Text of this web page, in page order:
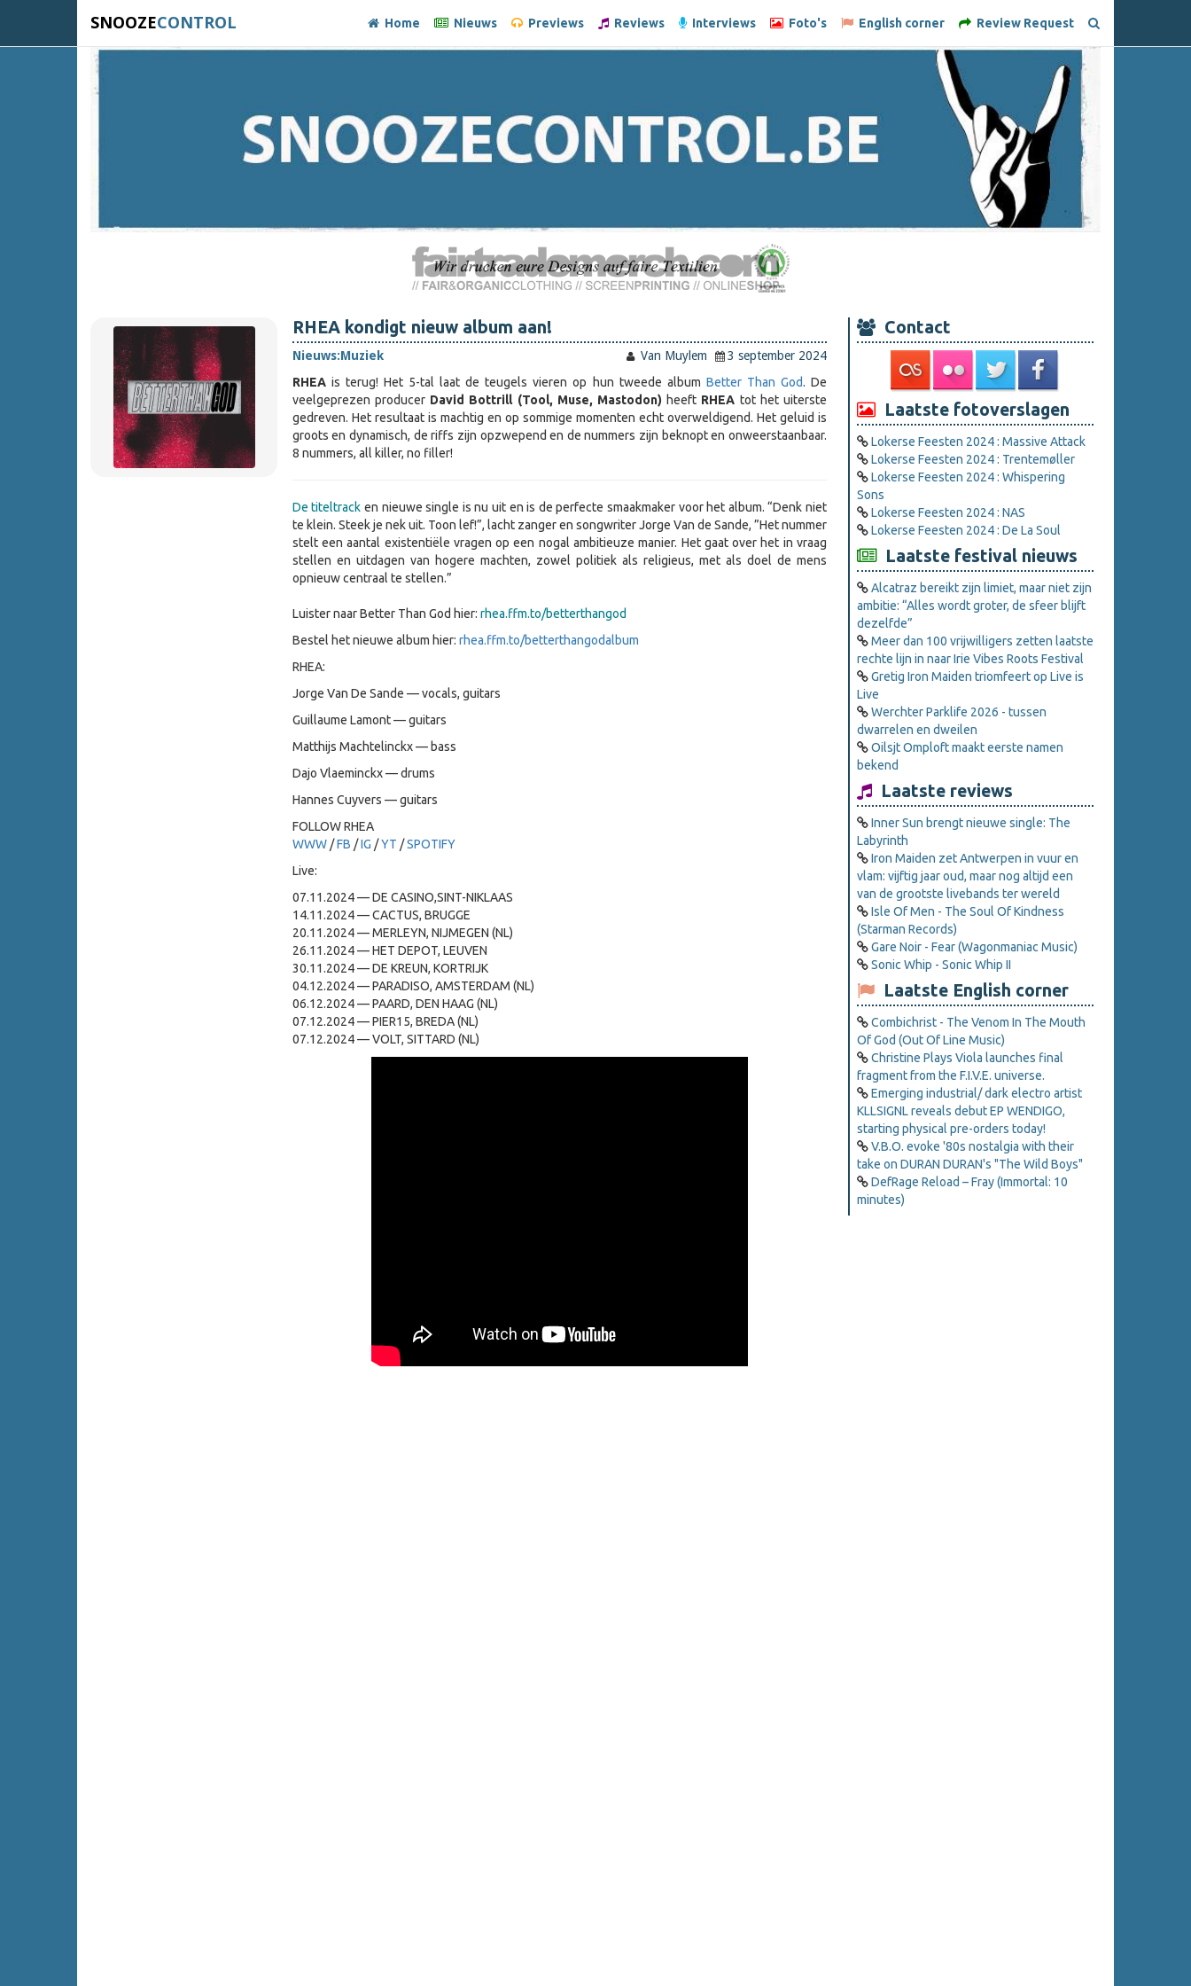
SNOOZECONTROL Home Nieuws Previews Reviews Interviews Foto's English corner Review Request
RHEA kondigt nieuw album aan!
Nieuws:Muziek Van Muylem
3 september 2024
RHEAis terug! Het 5-tal laat de teugels vieren op hun tweede album Better Than God. De
veelgeprezen producer David Bottrill (Tool, Muse, Mastodon) heeft RHEA tot het uiterste
gedreven. Het resultaat is machtig en op sommige momenten echt overweldigend. Het geluid is
groots en dynamisch, de riffs zijn opzwepend en de nummers zijn beknopt en onweerstaanbaar.
8 nummers, all killer, no filler!
De titeltrack en nieuwe single is nu uit en is de perfecte smaakmaker voor het album. “Denk niet
te klein. Steek je nek uit. Toon lef!”, lacht zanger en songwriter Jorge Van de Sande, ”Het nummer
stelt een aantal existentiële vragen op een nogal ambitieuze manier. Het gaat over het in vraag
stellen en uitdagen van hogere machten, zowel politiek als religieus, met als doel de mens
opnieuw centraal te stellen.”
Luister naar Better Than God hier: rhea.ffm.to/betterthangod
Bestel het nieuwe album hier: rhea.ffm.to/betterthangodalbum
RHEA:
Jorge Van De Sande — vocals, guitars
Guillaume Lamont — guitars
Matthijs Machtelinckx — bass
Dajo Vlaeminckx — drums
Hannes Cuyvers — guitars
FOLLOW RHEA
WWW/FB /IG /YT /SPOTIFY
Live:
07.11.2024 — DE CASINO,SINT-NIKLAAS
14.11.2024 — CACTUS, BRUGGE
20.11.2024 — MERLEYN, NIJMEGEN (NL)
26.11.2024 — HET DEPOT, LEUVEN
30.11.2024 — DE KREUN, KORTRIJK
04.12.2024 — PARADISO, AMSTERDAM (NL)
06.12.2024 — PAARD, DEN HAAG (NL)
07.12.2024 — PIER15, BREDA (NL)
07.12.2024 — VOLT, SITTARD (NL)
Contact
Laatste fotoverslagen
Lokerse Feesten 2024 : Massive Attack
Lokerse Feesten 2024 : Trentemøller
Lokerse Feesten 2024 : Whispering
Sons
Lokerse Feesten 2024 : NAS
Lokerse Feesten 2024 : De La Soul
Laatste festival nieuws
Alcatraz bereikt zijn limiet, maar niet zijn
ambitie: “Alles wordt groter, de sfeer blijft
dezelfde”
Meer dan 100 vrijwilligers zetten laatste
rechte lijn in naar Irie Vibes Roots Festival
Gretig Iron Maiden triomfeert op Live is
Live
Werchter Parklife 2026 - tussen
dwarrelen en dweilen
Oilsjt Omploft maakt eerste namen
bekend
Laatste reviews
Inner Sun brengt nieuwe single: The
Labyrinth
Iron Maiden zet Antwerpen in vuur en
vlam: vijftig jaar oud, maar nog altijd een
van de grootste livebands ter wereld
Isle Of Men - The Soul Of Kindness
(Starman Records)
Gare Noir - Fear (Wagonmaniac Music)
Sonic Whip - Sonic Whip II
Laatste English corner
Combichrist - The Venom In The Mouth
Of God (Out Of Line Music)
Christine Plays Viola launches final
fragment from the F.I.V.E. universe.
Emerging industrial/ dark electro artist
KLLSIGNL reveals debut EP WENDIGO,
starting physical pre-orders today!
V.B.O. evoke '80s nostalgia with their
take on DURAN DURAN's "The Wild Boys"
DefRage Reload – Fray (Immortal: 10
minutes)